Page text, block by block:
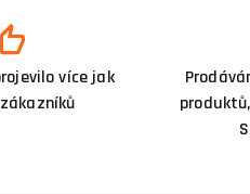
více jak